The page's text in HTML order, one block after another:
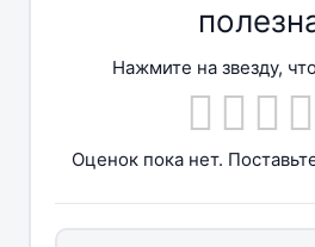
Нажмите на звезду,
Оценок пока нет.